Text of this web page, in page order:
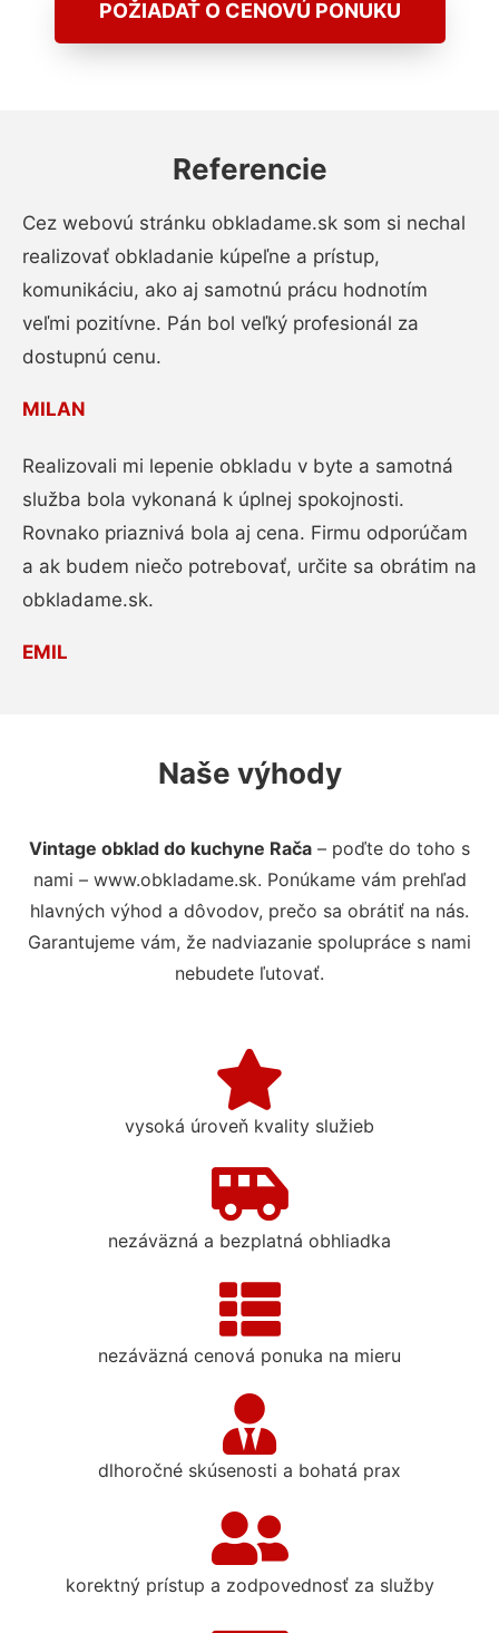
POŽIADAŤ O CENOVÚ PONUKU
Referencie
Cez webovú stránku obkladame.sk som si nechal
realizovať obkladanie kúpeľne a prístup,
komunikáciu, ako aj samotnú prácu hodnotím
veľmi pozitívne. Pán bol veľký profesionál za
dostupnú cenu.
MILAN
Realizovali mi lepenie obkladu v byte a samotná
služba bola vykonaná k úplnej spokojnosti.
Rovnako priaznivá bola aj cena. Firmu odporúčam
a ak budem niečo potrebovať, určite sa obrátim na
obkladame.sk.
EMIL
Naše výhody
Vintage obklad do kuchyne Rača – poďte do toho s
nami – www.obkladame.sk. Ponúkame vám prehľad
hlavných výhod a dôvodov, prečo sa obrátiť na nás.
Garantujeme vám, že nadviazanie spolupráce s nami
nebudete ľutovať.
vysoká úroveň kvality služieb
nezáväzná a bezplatná obhliadka
nezáväzná cenová ponuka na mieru
dlhoročné skúsenosti a bohatá prax
korektný prístup a zodpovednosť za služby